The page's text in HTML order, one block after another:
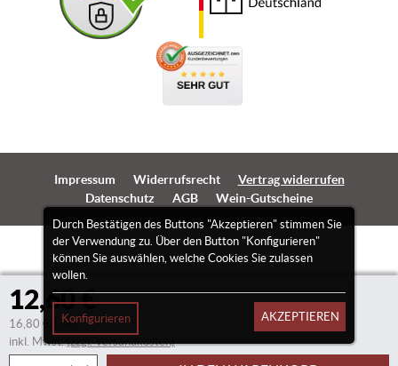
12,60 €
16,80 €/Liter
inkl. Mwst.(zzgl. Versandkosten)
Durch Bestätigen des Buttons "Akzeptieren" stimmen Sie
der Verwendung zu. Über den Button "Konfigurieren"
können Sie auswählen, welche Cookies Sie zulassen
wollen.
Konfigurieren AKZEPTIEREN
Impressum Widerrufsrecht
Vertrag widerrufen
Datenschutz
AGB Wein-Gutscheine